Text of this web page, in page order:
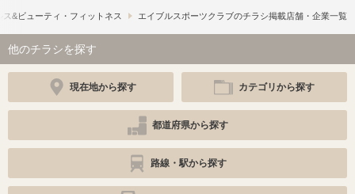
ス&ビューティ・フィットネス エイブルスポーツクラブのチラシ掲載店舗・企業一覧
他のチラシを探す
現在地から探す カテゴリから探す
都道府県から探す
路線・駅から探す